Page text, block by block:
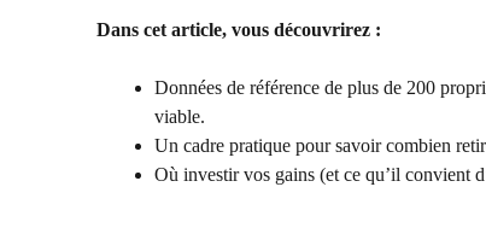
Dans cet article, vous découvrirez :
Données de référence de plus de 200
viable.
Un cadre pratique pour savoir combien
Où investir vos gains (et ce qu’il convient